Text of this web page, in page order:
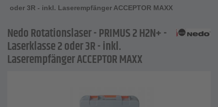
oder 3R - inkl. Laserempfänger ACCEPTOR MAXX
Nedo Rotationslaser - PRIMUS 2 H2N+ -
Laserklasse 2 oder 3R - inkl.
Laserempfänger ACCEPTOR MAXX